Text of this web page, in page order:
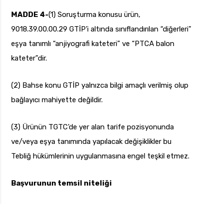
MADDE 4-(1) Soruşturma konusu ürün,
9018.39.00.00.29 GTİP’i altında sınıflandırılan “diğerleri”
eşya tanımlı “anjiyografi kateteri” ve “PTCA balon
kateter”dir.
(2) Bahse konu GTİP yalnızca bilgi amaçlı verilmiş olup
bağlayıcı mahiyette değildir.
(3) Ürünün TGTC’de yer alan tarife pozisyonunda
ve/veya eşya tanımında yapılacak değişiklikler bu
Tebliğ hükümlerinin uygulanmasına engel teşkil etmez.
Başvurunun temsil niteliği